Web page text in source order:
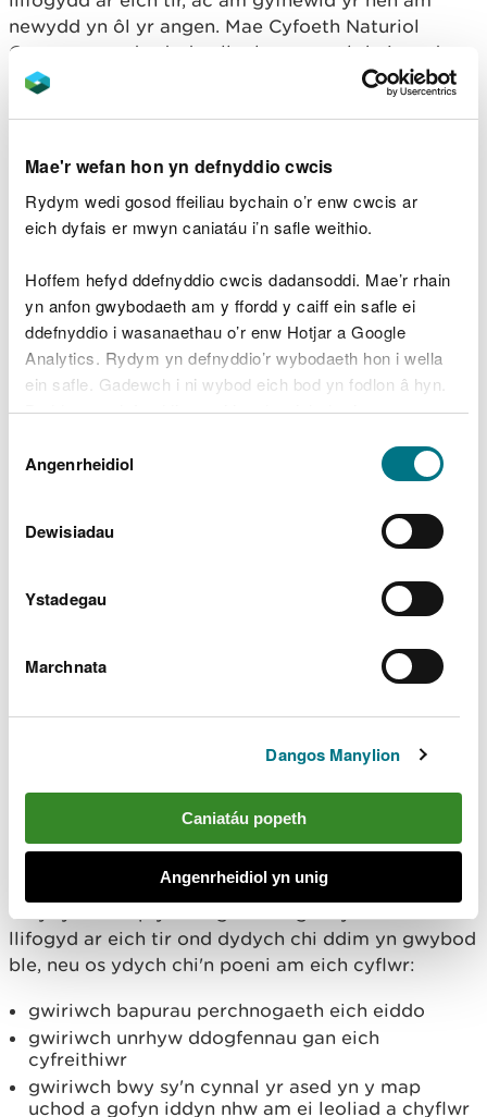
Mae'r wefan hon yn defnyddio cwcis
Rydym wedi gosod ffeiliau bychain o’r enw cwcis ar
eich dyfais er mwyn caniatáu i’n safle weithio.
Hoffem hefyd ddefnyddio cwcis dadansoddi. Mae’r rhain
yn anfon gwybodaeth am y ffordd y caiff ein safle ei
ddefnyddio i wasanaethau o’r enw Hotjar a Google
Analytics. Rydym yn defnyddio’r wybodaeth hon i wella
ein safle. Gadewch i ni wybod eich bod yn fodlon â hyn.
Byddwn yn defnyddio cwci i gadw eich dewis.
Gellirdarllen mwy am ein cwcis cyn i chi ddewis.
Caniatâd
Angenrheidiol
Dewisiadau
Ystadegau
Marchnata
Dangos Manylion
Caniatáu popeth
Angenrheidiol yn unig
newydd yn ôl yr angen. Mae Cyfoeth Naturiol
Cymru ac awdurdodau lleol yn cynnal rhai asedau
llifogydd, ar sail blaenoriaeth risg.
Gweld pwy sydd biau a chynnal asedau llifogydd
chwiliwch am eich cyfeiriad
cliciwch fotwm chwith eich llygoden ar ased
cliciwch ar eicon 'saeth i'r dde'
edrychwch ar wybodaeth yr 'OWNER' a
'MAINTAINED BY'
Os ydy'r 'OWNER' yn 'Private' neu 'Third Party
Owner' ac mae'r ased ar eich tir, y chi sydd yn ei
trwydded Arolwg Ordnans AC0000849444
Os oes gennych ased
llifogydd ar eich tir
Os ydy ein map yn dangos bod gennych ased
llifogyd ar eich tir ond dydych chi ddim yn gwybod
ble, neu os ydych chi'n poeni am eich cyflwr:
gwiriwch bapurau perchnogaeth eich eiddo
gwiriwch unrhyw ddogfennau gan eich
cyfreithiwr
gwiriwch bwy sy'n cynnal yr ased yn y map
uchod a gofyn iddyn nhw am ei leoliad a chyflwr